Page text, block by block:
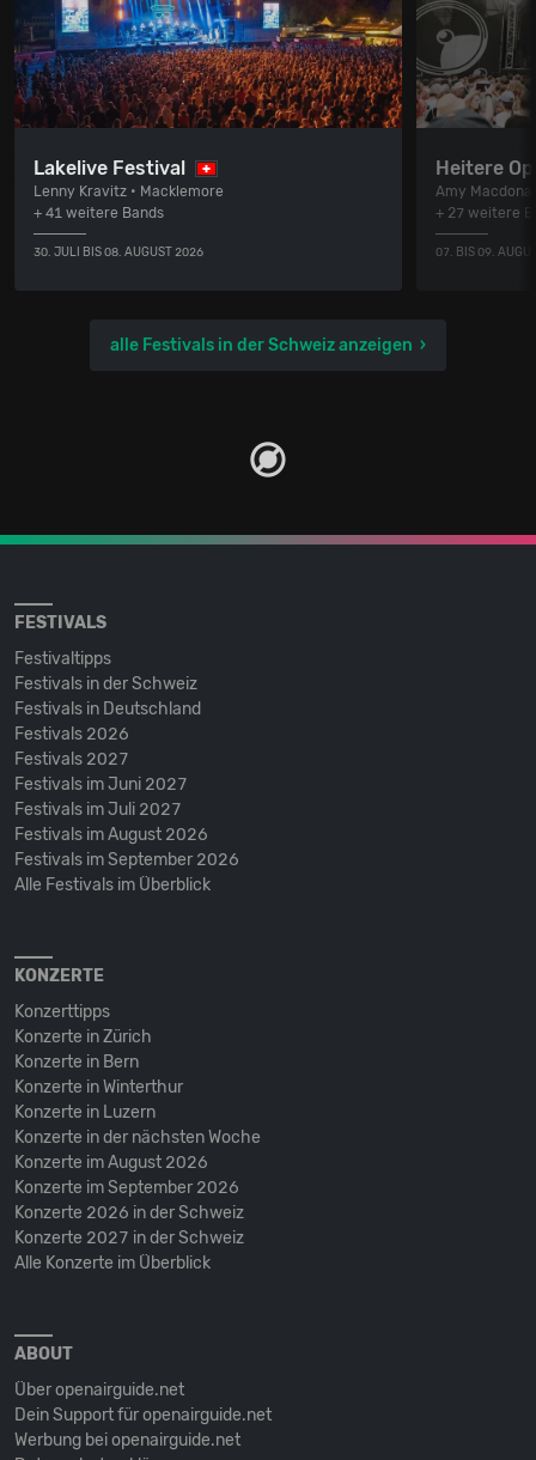
Lakelive Festival
Lenny Kravitz • Macklemore
+ 41 weitere Bands
30. JULI BIS 08. AUGUST 2026
Heitere
Amy
+ 27 weitere
07. BIS 09.
alle Festivals in der Schweiz anzeigen
FESTIVALS
Festivaltipps
Festivals in der Schweiz
Festivals in Deutschland
Festivals 2026
Festivals 2027
Festivals im Juni 2027
Festivals im Juli 2027
Festivals im August 2026
Festivals im September 2026
Alle Festivals im Überblick
KONZERTE
Konzerttipps
Konzerte in Zürich
Konzerte in Bern
Konzerte in Winterthur
Konzerte in Luzern
Konzerte in der nächsten Woche
Konzerte im August 2026
Konzerte im September 2026
Konzerte 2026 in der Schweiz
Konzerte 2027 in der Schweiz
Alle Konzerte im Überblick
ABOUT
Über openairguide.net
Dein Support für openairguide.net
Werbung bei openairguide.net